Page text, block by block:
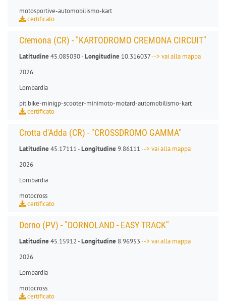
motosportive-automobilismo-kart
certificato
Cremona (CR) - "KARTODROMO CREMONA CIRCUIT"
Latitudine45.085030 -Longitudine 10.316037--> vai alla mappa
2026
Lombardia
pit bike-minigp-scooter-minimoto-motard-automobilismo-kart
certificato
Crotta d'Adda (CR) - "CROSSDROMO GAMMA"
Latitudine45.17111 -Longitudine9.86111--> vai alla mappa
2026
Lombardia
motocross
certificato
Dorno (PV) - "DORNOLAND - EASY TRACK"
Latitudine45.15912 -Longitudine 8.96953--> vai alla mappa
2026
Lombardia
motocross
certificato